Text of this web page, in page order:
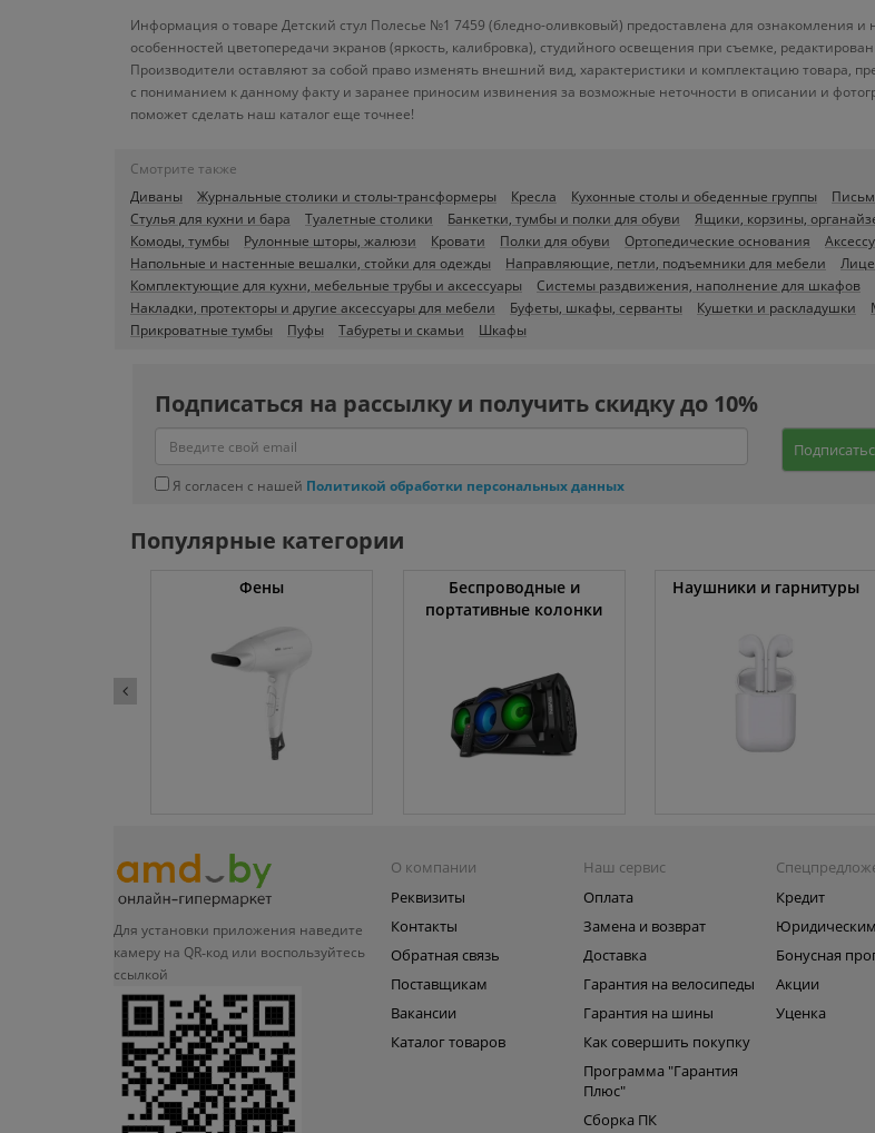
Информация о товаре Детский стул Полесье №1 7459 (бледно-оливковый) предоставлена для ознакомления и
особенностей цветопередачи экранов (яркость, калибровка), студийного освещения при съемке,
Производители оставляют за собой право изменять внешний вид, характеристики и комплектацию товара,
с пониманием к данному факту и заранее приносим извинения за возможные неточности в описании и
поможет сделать наш каталог еще точнее!
Смотрите также
Диваны
Журнальные столики и столы-трансформеры Кресла Кухонные столы и обеденные группы
Стулья для кухни и бара
Туалетные столики Банкетки, тумбы и полки для обуви Ящики, корзины,
Комоды, тумбы
Рулонные шторы, жалюзи Кровати Полки для обуви Ортопедические основания
Напольные и настенные вешалки, стойки для одежды
Направляющие, петли, подъемники для мебели
Комплектующие для кухни, мебельные трубы и аксессуары
Системы раздвижения, наполнение для шкафов
Накладки, протекторы и другие аксессуары для мебели
Буфеты, шкафы, серванты Кушетки и раскладушки
Прикроватные тумбы
Пуфы Табуреты и скамьи Шкафы
Подписаться на рассылку и получить скидку до 10%
Я согласен с нашей Политикой обработки персональных данных
Популярные категории
Фены
Беспроводные и
портативные колонки
Наушники и гарнитуры
Для установки приложения наведите
камеру на QR‑код или воспользуйтесь
ссылкой
О компании
Реквизиты
Контакты
Обратная связь
Поставщикам
Вакансии
Каталог товаров
Наш сервис
Оплата
Замена и возврат
Доставка
Гарантия на велосипеды
Гарантия на шины
Как совершить покупку
Программа "Гарантия
Плюс"
Сборка ПК
Кредит
Бонусная
Акции
Уценка